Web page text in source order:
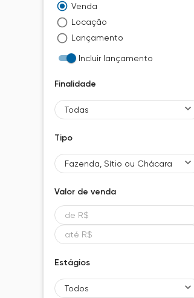
Venda
Locação
Lançamento
Incluir lançamento
Finalidade
Todas
Tipo
Fazenda, Sítio ou Chácara
Valor de venda
Estágios
Todos